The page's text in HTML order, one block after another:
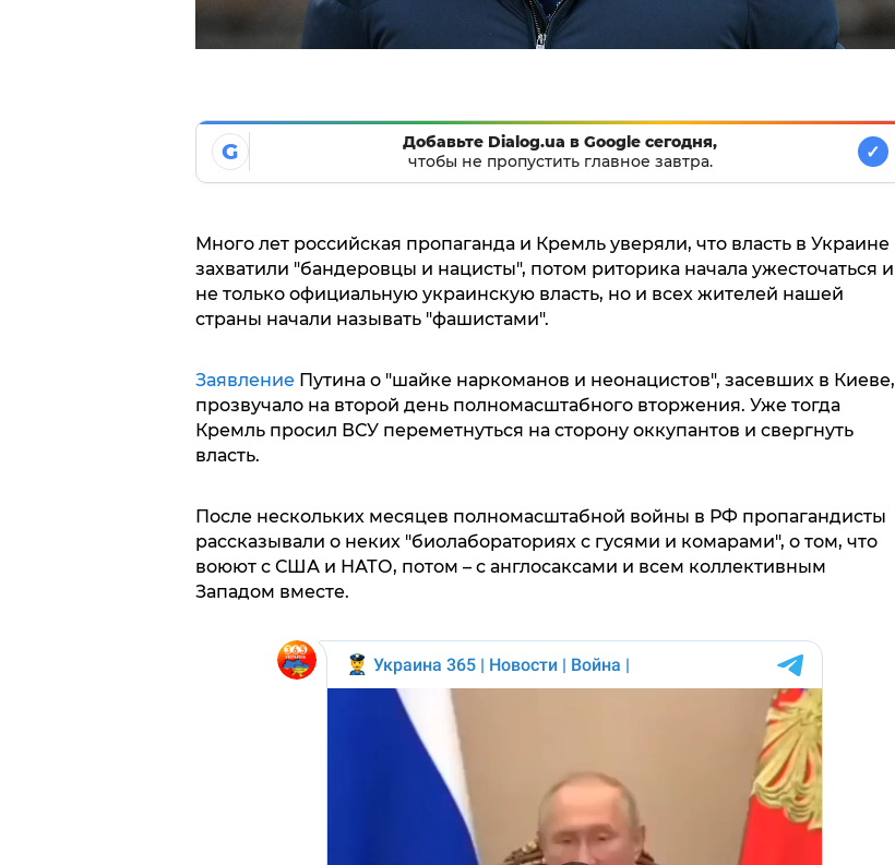
G
Добавьте Dialog.ua в Google сегодня,
чтобы не пропустить главное завтра.
✓
Много лет российская пропаганда и Кремль уверяли, что власть в Украине
захватили "бандеровцы и нацисты", потом риторика начала ужесточаться и
не только официальную украинскую власть, но и всех жителей нашей
страны начали называть "фашистами".
ЗаявлениеПутина о "шайке наркоманов и неонацистов", засевших в Киеве,
прозвучало на второй день полномасштабного вторжения. Уже тогда
Кремль просил ВСУ переметнуться на сторону оккупантов и свергнуть
власть.
После нескольких месяцев полномасштабной войны в РФ пропагандисты
рассказывали о неких "биолабораториях с гусями и комарами", о том, что
воюют с США и НАТО, потом – с англосаксами и всем коллективным
Западом вместе.